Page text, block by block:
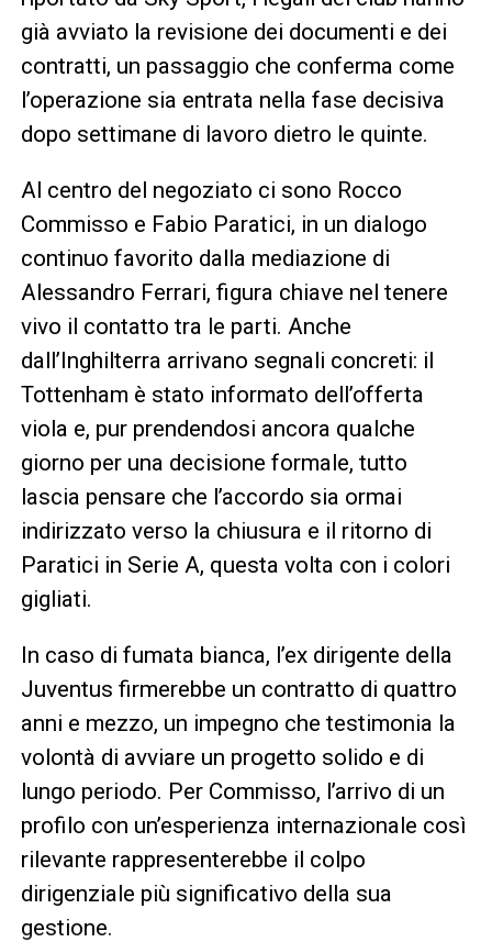
già avviato la revisione dei documenti e dei
contratti, un passaggio che conferma come
l’operazione sia entrata nella fase decisiva
dopo settimane di lavoro dietro le quinte.
Al centro del negoziato ci sono Rocco
Commisso e Fabio Paratici, in un dialogo
continuo favorito dalla mediazione di
Alessandro Ferrari, figura chiave nel tenere
vivo il contatto tra le parti. Anche
dall’Inghilterra arrivano segnali concreti: il
Tottenham è stato informato dell’offerta
viola e, pur prendendosi ancora qualche
giorno per una decisione formale, tutto
lascia pensare che l’accordo sia ormai
indirizzato verso la chiusura e il ritorno di
Paratici in Serie A, questa volta con i colori
gigliati.
In caso di fumata bianca, l’ex dirigente della
Juventus firmerebbe un contratto di quattro
anni e mezzo, un impegno che testimonia la
volontà di avviare un progetto solido e di
lungo periodo. Per Commisso, l’arrivo di un
profilo con un’esperienza internazionale così
rilevante rappresenterebbe il colpo
dirigenziale più significativo della sua
gestione.